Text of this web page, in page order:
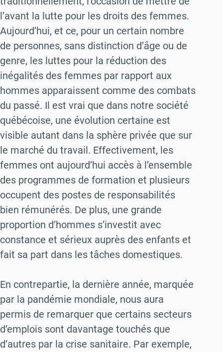
l’avant la lutte pour les droits des femmes.
Aujourd’hui, et ce, pour un certain nombre
de personnes, sans distinction d’âge ou de
genre, les luttes pour la réduction des
inégalités des femmes par rapport aux
hommes apparaissent comme des combats
du passé. Il est vrai que dans notre société
québécoise, une évolution certaine est
visible autant dans la sphère privée que sur
le marché du travail. Effectivement, les
femmes ont aujourd’hui accès à l’ensemble
des programmes de formation et plusieurs
occupent des postes de responsabilités
bien rémunérés. De plus, une grande
proportion d’hommes s’investit avec
constance et sérieux auprès des enfants et
fait sa part dans les tâches domestiques.
En contrepartie, la dernière année, marquée
par la pandémie mondiale, nous aura
permis de remarquer que certains secteurs
d’emplois sont davantage touchés que
d’autres par la crise sanitaire. Par exemple,